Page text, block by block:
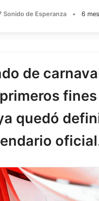
Sonido de Esperanza • 6
de
quedó